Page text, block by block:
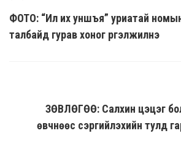
ФОТО: “Илүү их уншъя” уриатай
талбайд гурав хоног үргэлжилнэ
ЗӨВЛӨГӨӨ: Салхин цэцэг
өвчнөөс сэргийлэхийн тулд